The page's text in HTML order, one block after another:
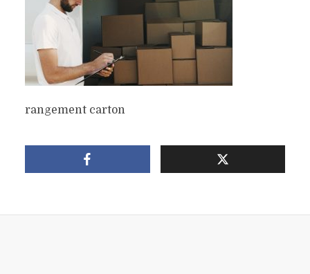
rangement carton